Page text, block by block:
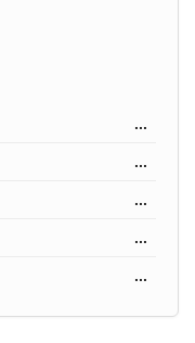
...
...
...
...
...